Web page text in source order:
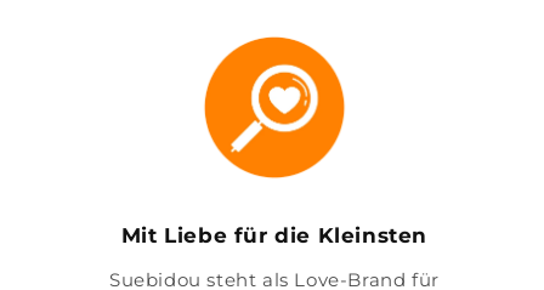
Mit Liebe für die Kleinsten
Suebidou steht als Love-Brand für